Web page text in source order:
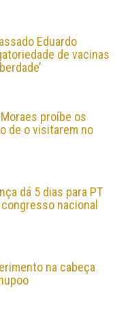
Eduardo
de vacinas
proíbe os
de o visitarem no
dá 5 dias para PT
nacional
na cabeça